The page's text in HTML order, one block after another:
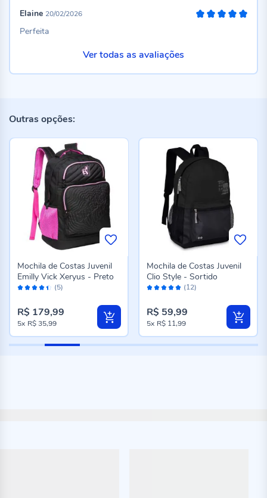
Elaine 20/02/2026
Perfeita
Ver todas as avaliações
Outras opções:
Avaliação: (5)
Mochila de Costas Juvenil
Emilly Vick Xeryus - Preto
R$ 179,99
5x R$ 35,99
Avaliação: (12)
Mochila de Costas Juvenil
Clio Style - Sortido
R$ 59,99
5x R$ 11,99